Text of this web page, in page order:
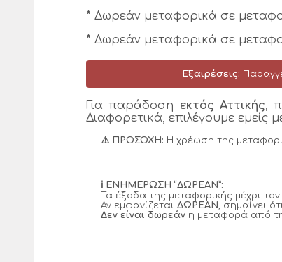
* Δωρεάν μεταφορικά σε
* Δωρεάν μεταφορικά σε
Εξαιρέσεις:
Για παράδοση εκτός Αττικής,
Διαφορετικά, επιλέγουμε εμείς
⚠️ ΠΡΟΣΟΧΗ: Η χρέωση της
ℹ️ ΕΝΗΜΕΡΩΣΗ “ΔΩΡΕΑΝ”:
Τα έξοδα της μεταφορικής μέχρι τον
Αν εμφανίζεταιΔΩΡΕΑΝ, σημαίνει
Δεν είναι δωρεάν η μεταφορά από